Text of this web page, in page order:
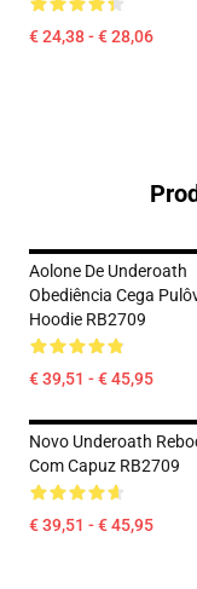
€ 24,38 - € 28,06
Aolone De Underoath
Obediência Cega
Hoodie RB2709
€ 39,51 - € 45,95
Novo Underoath
Com Capuz RB2709
€ 39,51 - € 45,95